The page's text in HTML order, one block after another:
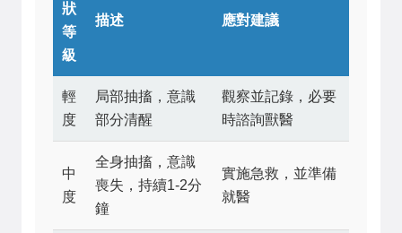
狀
等
級
描述 應對建議
輕
度
局部抽搐，意識
部分清醒
觀察並記錄，必要
時諮詢獸醫
中
度
全身抽搐，意識
喪失，持續1-2分
鐘
實施急救，並準備
就醫